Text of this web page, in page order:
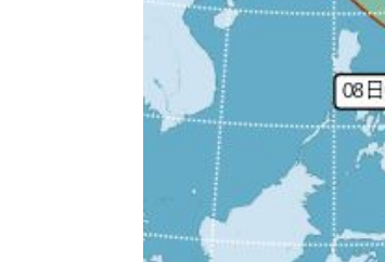
商場戰國來臨 台中「頂奢
台彩父親節推新刮刮樂千萬
「拍片人的多重宇宙」職涯
8國球員齊聚高雄 Formosa
理想混蛋號召粉絲跨海追星